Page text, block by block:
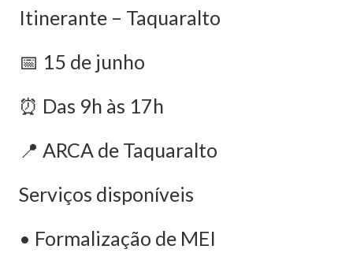
Itinerante – Taquaralto
📅 15 de junho
⏰ Das 9h às 17h
📍 ARCA de Taquaralto
Serviços disponíveis
• Formalização de MEI